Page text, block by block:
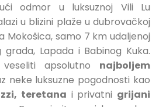
odmor u luksuznoj Vili Lu
u blizini plaže u dubrovačkoj
Mokošica, samo 7 km udaljenoj
Lapada i Babinog Kuka.
apsolutno najboljem
neke luksuzne pogodnosti kao
teretana i privatni grijani